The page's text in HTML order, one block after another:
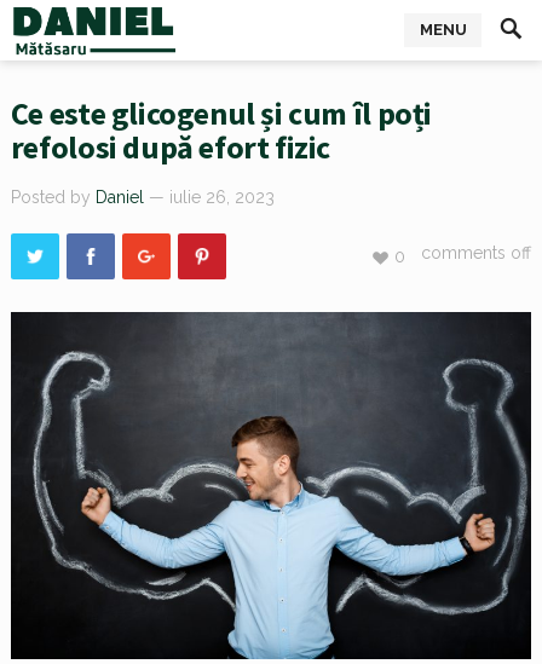
MENU
Ce este glicogenul și cum îl poți
refolosi după efort fizic
Posted by Daniel — iulie 26, 2023
comments off
0